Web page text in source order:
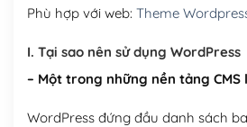
Hosting 8GB SSD (1 năm)
Phù hợp với web: Theme
I. Tại sao nên sử dụng WordPress
– Một trong những nền tảng CMS
WordPress đứng đầu danh sách